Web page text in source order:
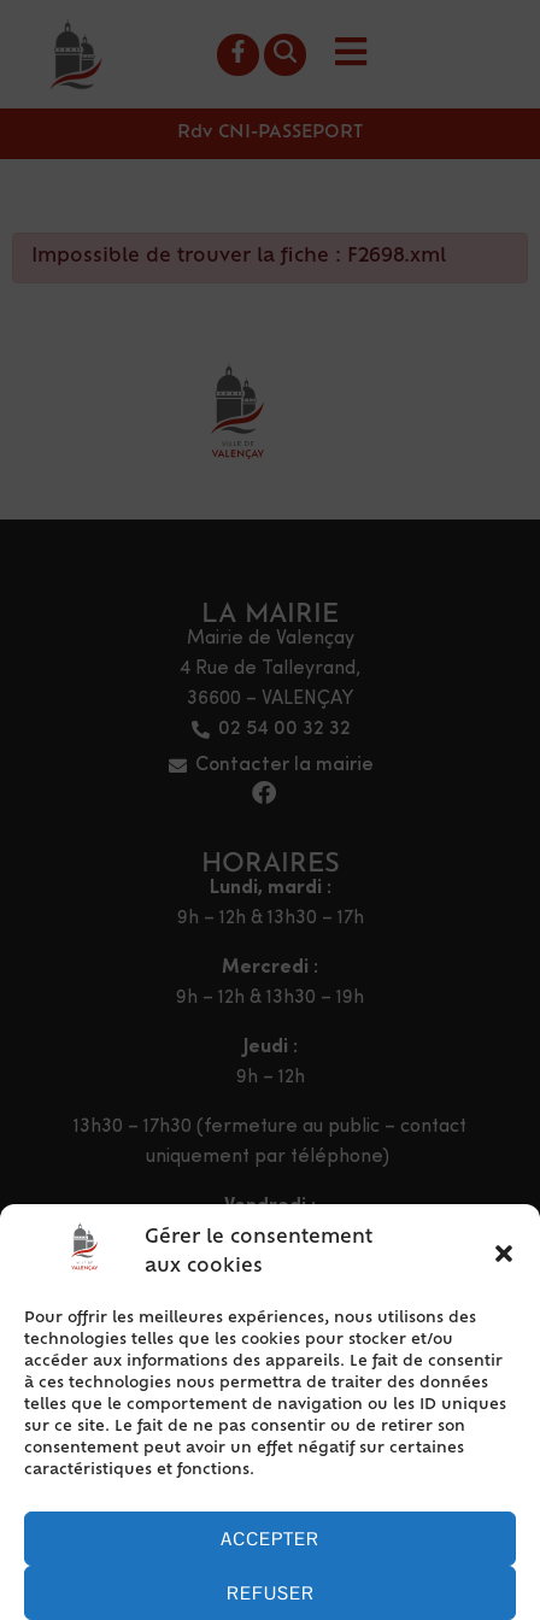
Gérer le consentement
aux cookies
Pour offrir les meilleures expériences, nous utilisons des
technologies telles que les cookies pour stocker et/ou
accéder aux informations des appareils. Le fait de consentir
à ces technologies nous permettra de traiter des données
telles que le comportement de navigation ou les ID uniques
sur ce site. Le fait de ne pas consentir ou de retirer son
consentement peut avoir un effet négatif sur certaines
caractéristiques et fonctions.
ACCEPTER
REFUSER
principal
Rdv CNI-PASSEPORT
Impossible de trouver la fiche : F2698.xml
LA MAIRIE
Mairie de Valençay
4 Rue de Talleyrand,
36600 – VALENÇAY
02 54 00 32 32
Contacter la mairie
HORAIRES
Lundi, mardi :
9h – 12h & 13h30 – 17h
Mercredi :
9h – 12h & 13h30 – 19h
Jeudi :
9h – 12h
13h30 – 17h30 (fermeture au public – contact
uniquement par téléphone)
Vendredi :
9h – 12h & 13h30 – 16h30
ACCÈS RAPIDE
Accueil
Contact
Plan du site
Mentions légales
Politique de cookies (UE)